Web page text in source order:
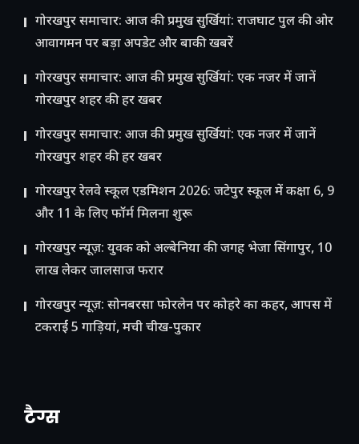
गोरखपुर समाचार: आज की प्रमुख सुर्खियां: राजघाट पुल की ओर
आवागमन पर बड़ा अपडेट और बाकी खबरें
गोरखपुर समाचार: आज की प्रमुख सुर्खियां: एक नजर में जानें
गोरखपुर शहर की हर खबर
गोरखपुर समाचार: आज की प्रमुख सुर्खियां: एक नजर में जानें
गोरखपुर शहर की हर खबर
गोरखपुर रेलवे स्कूल एडमिशन 2026: जटेपुर स्कूल में कक्षा 6, 9
और 11 के लिए फॉर्म मिलना शुरू
गोरखपुर न्यूज़: युवक को अल्बेनिया की जगह भेजा सिंगापुर, 10
लाख लेकर जालसाज फरार
गोरखपुर न्यूज़: सोनबरसा फोरलेन पर कोहरे का कहर, आपस में
टकराईं 5 गाड़ियां, मची चीख-पुकार
टैग्स